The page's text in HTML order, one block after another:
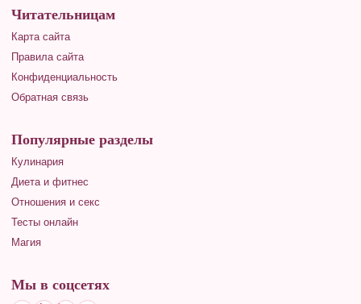
Читательницам
Карта сайта
Правила сайта
Конфиденциальность
Обратная связь
Популярные разделы
Кулинария
Диета и фитнес
Отношения и секс
Тесты онлайн
Магия
Мы в соцсетях